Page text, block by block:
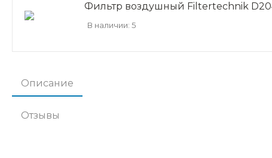
Фильтр воздушный Filtertechnik
В наличии: 5
Описание
Отзывы